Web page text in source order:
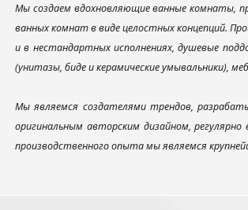
Мы создаем вдохновляющие ванные комнаты,
ванных комнат в виде целостных концепций.
и в нестандартных исполнениях, душевые
(унитазы, биде и керамические умывальники),
Мы являемся создателями трендов,
оригинальным авторским дизайном,
производственного опыта мы являемся